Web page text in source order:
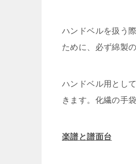
ハンドベルを扱う
ために、必ず綿製
ハンドベル用とし
きます。化繊の手
楽譜と譜面台